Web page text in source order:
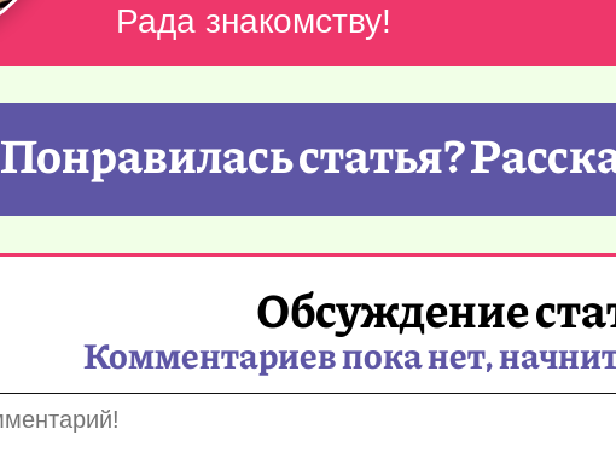
Рада знакомству!
Понравилась статья?
Обсуждение
Комментариев пока нет,